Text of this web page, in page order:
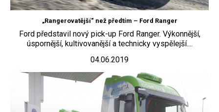
„Rangerovatější“ než předtím – Ford Ranger
Ford představil nový pick-up Ford Ranger. Výkonnější,
úspornější, kultivovanější a technicky vyspělejší....
04.06.2019